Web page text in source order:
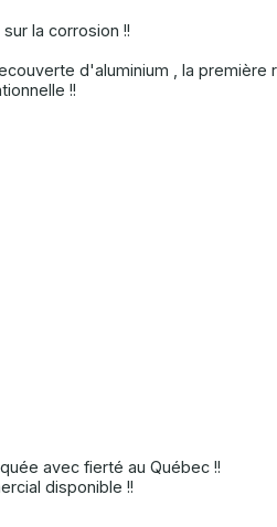
la corrosion !!
d'aluminium , la première
!!
avec fierté au Québec !!
disponible !!